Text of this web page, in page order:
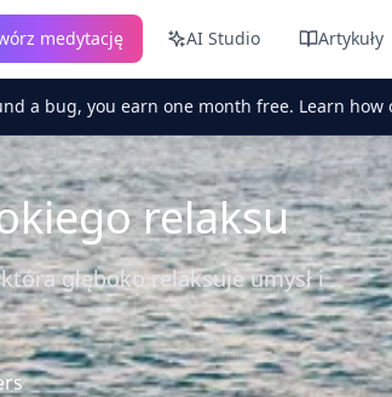
medytację AI Studio Artykuły
a bug, you earn one month free. Learn how
relaksu
głęboko relaksuje umysł i